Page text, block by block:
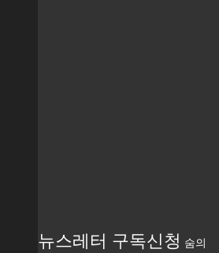
뉴스레터 구독신청 숨의